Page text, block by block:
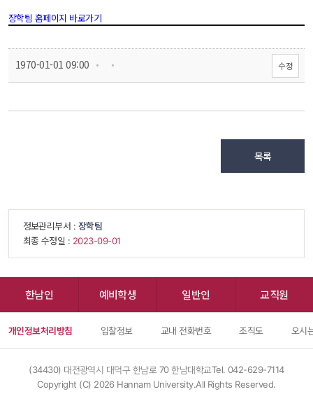
장학팀 홈페이지 바로가기
1970-01-01 09:00 수정
목록
정보관리부서 : 장학팀
최종 수정일 : 2023-09-01
한남인 예비학생 일반인 교직원
개인정보처리방침 입찰정보 교내 전화번호 조직도 오시
(34430) 대전광역시 대덕구 한남로 70 한남대학교Tel. 042-629-7114
Copyright (C) 2026 Hannam University.All Rights Reserved.